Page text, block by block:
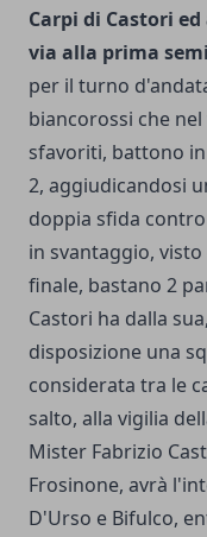
Carpi di Castori
via alla prima
per il turno
biancorossi che
sfavoriti, battono
2, aggiudicandosi
doppia sfida
in svantaggio,
finale, bastano 2
Castori ha dalla
disposizione una
considerata tra le
salto, alla vigilia
Mister Fabrizio
Frosinone, avrà
D'Urso e Bifulco,